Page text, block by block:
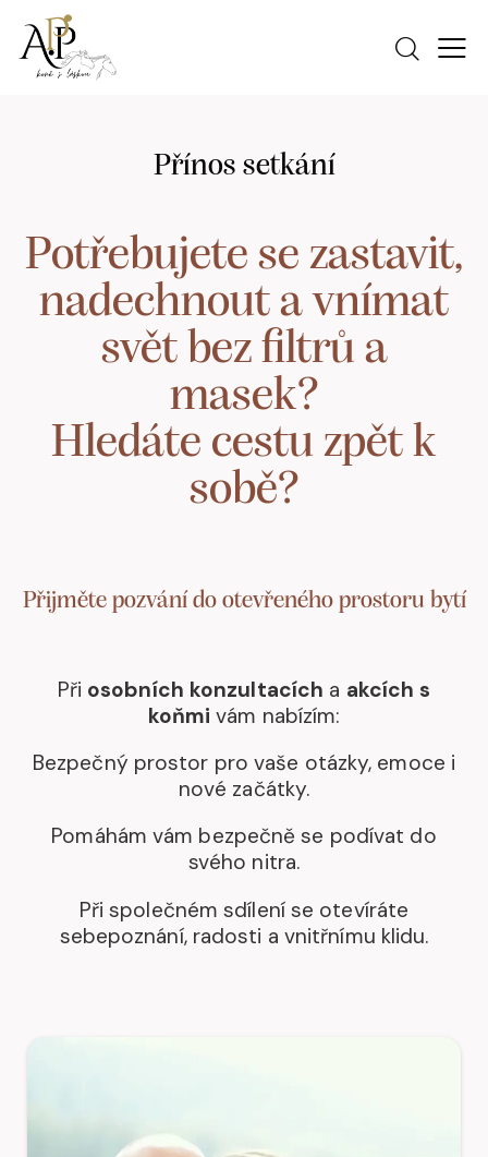
Přínos setkání
Potřebujete se zastavit,
nadechnout a vnímat
svět bez filtrů a
masek?
Hledáte cestu zpět k
sobě?
Přijměte pozvání do otevřeného prostoru bytí
Při osobních konzultacích a akcích s
koňmi vám nabízím:
Bezpečný prostor pro vaše otázky, emoce i
nové začátky.
Pomáhám vám bezpečně se podívat do
svého nitra.
Při společném sdílení se otevíráte
sebepoznání, radosti a vnitřnímu klidu.